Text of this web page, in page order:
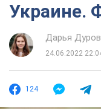
Украине.
Дарья
24.06.2022
124